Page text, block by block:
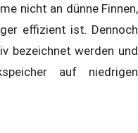
nicht an dünne Finnen,
effizient ist. Dennoch
bezeichnet werden und
auf niedrigen